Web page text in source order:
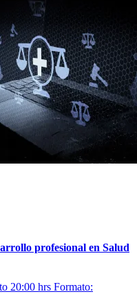
profesional en Salud
20:00 hrs Formato: